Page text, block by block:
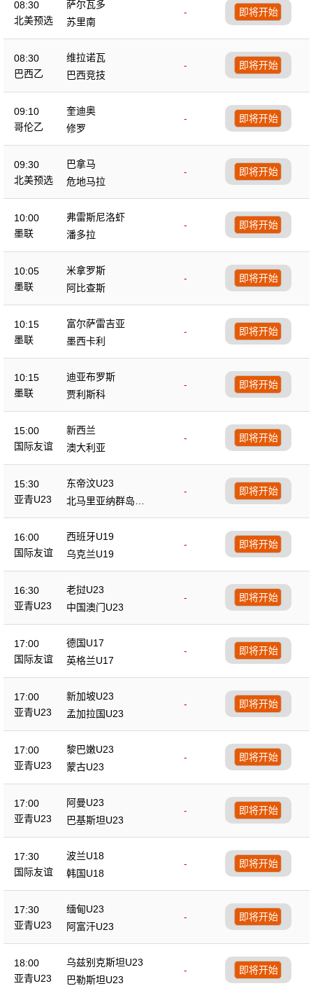
08:30
北美预选
萨尔瓦多
-
苏里南
即将开始
08:30
巴西乙
维拉诺瓦
-
巴西竞技
即将开始
09:10
哥伦乙
奎迪奥
-
修罗
即将开始
09:30
北美预选
巴拿马
-
危地马拉
即将开始
10:00
墨联
弗雷斯尼洛虾
-
潘多拉
即将开始
10:05
墨联
米拿罗斯
-
阿比查斯
即将开始
10:15
墨联
富尔萨雷吉亚
-
墨西卡利
即将开始
10:15
墨联
迪亚布罗斯
-
贾利斯科
即将开始
15:00
国际友谊
新西兰
-
澳大利亚
即将开始
15:30
亚青U23
东帝汶U23
-
北马里亚纳群岛U2
3
即将开始
16:00
国际友谊
西班牙U19
-
乌克兰U19
即将开始
16:30
亚青U23
老挝U23
-
中国澳门U23
即将开始
17:00
国际友谊
德国U17
-
英格兰U17
即将开始
17:00
亚青U23
新加坡U23
-
孟加拉国U23
即将开始
17:00
亚青U23
黎巴嫩U23
-
蒙古U23
即将开始
17:00
亚青U23
阿曼U23
-
巴基斯坦U23
即将开始
17:30
国际友谊
波兰U18
-
韩国U18
即将开始
17:30
亚青U23
缅甸U23
-
阿富汗U23
即将开始
18:00
亚青U23
乌兹别克斯坦U23
-
巴勒斯坦U23
即将开始